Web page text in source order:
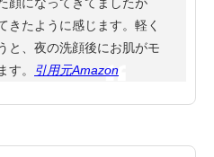
きたように感じます。軽く
と、夜の洗顔後にお肌がモ
す。
引用元Amazon